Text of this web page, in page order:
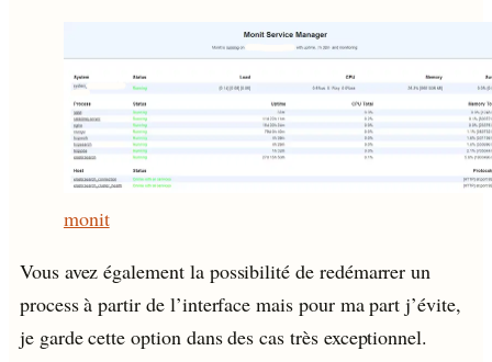
monit
Vous avez également la possibilité de redémarrer un
process à partir de l’interface mais pour ma part j’évite,
je garde cette option dans des cas très exceptionnel.